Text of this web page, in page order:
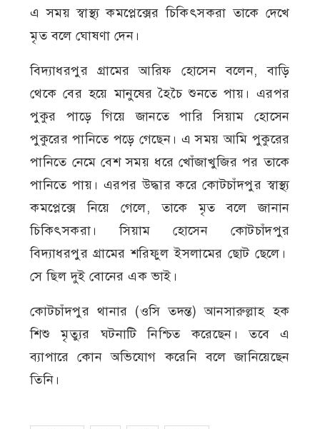
এ সময় স্বাস্থ্য কমপ্লেক্সের চিকিৎসকরা তাকে দেখে
মৃত বলে ঘোষণা দেন।
বিদ্যাধরপুর গ্রামের আরিফ হোসেন বলেন, বাড়ি
থেকে বের হয়ে মানুষের হৈচৈ শুনতে পায়। এরপর
পুকুর পাড়ে গিয়ে জানতে পারি সিয়াম হোসেন
পুকুরের পানিতে পড়ে গেছেন। এ সময় আমি পুকুরের
পানিতে নেমে বেশ সময় ধরে খোঁজাখুজির পর তাকে
পানিতে পায়। এরপর উদ্ধার করে কোটচাঁদপুর স্বাস্থ্য
কমপ্লেক্সে নিয়ে গেলে, তাকে মৃত বলে জানান
চিকিৎসকরা। সিয়াম হোসেন কোটচাঁদপুর
বিদ্যাধরপুর গ্রামের শরিফুল ইসলামের ছোট ছেলে।
সে ছিল দুই বোনের এক ভাই।
কোটচাঁদপুর থানার (ওসি তদন্ত) আনসারুল্লাহ হক
শিশু মৃত্যুর ঘটনাটি নিশ্চিত করেছেন। তবে এ
ব্যাপারে কোন অভিযোগ করেনি বলে জানিয়েছেন
তিনি।